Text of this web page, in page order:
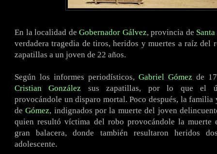
En la localidad de Gobernador Gálvez, provincia de Santa
verdadera tragedia de tiros, heridos y muertes a raíz del
zapatillas a un joven de 22 años.
Según los informes periodísticos, Gabriel Gómez de
Cristian González sus zapatillas, por lo que el
provocándole un disparo mortal. Poco después, la familia
deGómez, indignados por la muerte del joven
quien resultó víctima del robo provocándole la muerte
gran balacera, donde también resultaron heridos
adolescente.